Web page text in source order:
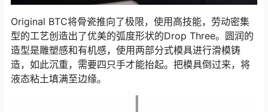
Original BTC将骨瓷推向了极限，使用高技能，劳动密集
型的工艺创造出了优美的弧度形状的Drop Three。圆润的
造型是雕塑感和有机感，使用两部分式模具进行滑模铸
造，如此沉重，需要四只手才能抬起。把模具倒过来，将
液态粘土填满至边缘。